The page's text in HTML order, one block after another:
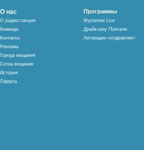
О нас
О радиостанции
Команда
Контакты
Реклама
Города вещания
Сетка вещания
История
Оферта
Программы
Мурзилки Live
Драйв-шоу Поехали
Авторадио поздравляет